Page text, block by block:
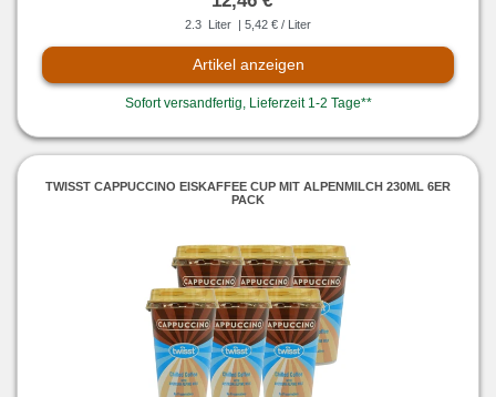
2.3 Liter | 5,42 € / Liter
Artikel anzeigen
Sofort versandfertig, Lieferzeit 1-2 Tage**
TWISST CAPPUCCINO EISKAFFEE CUP MIT ALPENMILCH 230ML 6ER
PACK